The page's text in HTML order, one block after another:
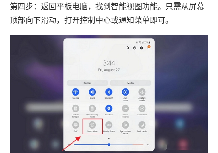
第四步：返回平板电脑，找到智能视图功能。只需从屏幕
顶部向下滑动，打开控制中心或通知菜单即可。